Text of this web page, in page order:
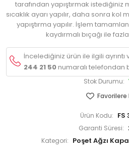
tarafından yapıştırmak istediğiniz
sıcaklık ayarı yapılır, daha sonra
yapıştırma yapılır. İşlem
kaydırmalı bıçağı ile
İncelediğiniz ürün ile ilgili
244 21 50numaralı telefondan
Stok Durumu:
Favorilere
Ürün Kodu: FS
Garanti Süresi:
Kategori: Poşet Ağzı